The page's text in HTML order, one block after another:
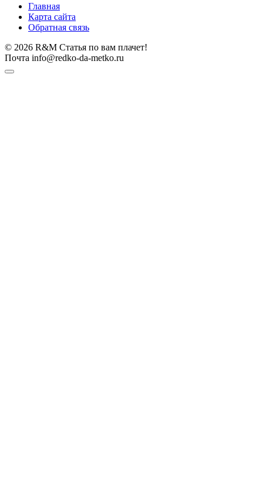
Главная
Карта сайта
Обратная связь
© 2026 R&M Статья по вам плачет!
Почта info@redko-da-metko.ru